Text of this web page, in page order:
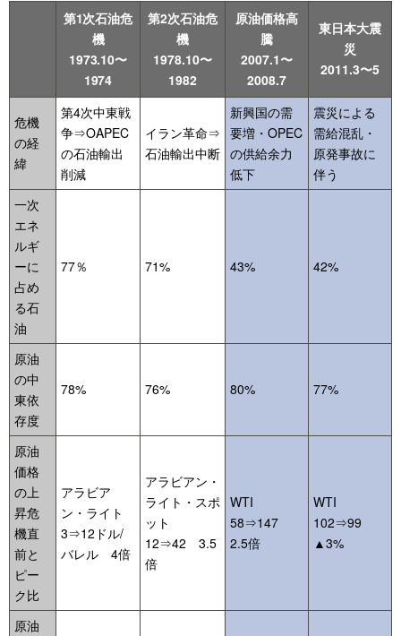
第1次石油危
機
1973.10〜
1974
第2次石油危
機
1978.10〜
1982
原油価格高
騰
2007.1〜
2008.7
東日本大震
災
2011.3〜5
危機
の経
緯
第4次中東戦
争⇒OAPEC
の石油輸出
削減
イラン革命⇒
石油輸出中断
新興国の需
要増・OPEC
の供給余力
低下
震災による
需給混乱・
原発事故に
伴う
一次
エネ
ルギ
ーに
占め
る石
油
77％ 71% 43% 42%
原油
の中
東依
存度
78% 76% 80% 77%
原油
価格
の上
昇危
機直
前と
ピー
ク比
アラビア
ン・ライト
3⇒12ドル/
バレル 4倍
アラビアン・
ライト・スポ
ット
12⇒42 3.5
倍
WTI
58⇒147
2.5倍
WTI
102⇒99
▲3%
原油